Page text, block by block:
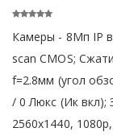
Камеры - 8Мп IP
scan CMOS;
f=2.8мм (угол
/ 0 Люкс (Ик вкл);
2560x1440,